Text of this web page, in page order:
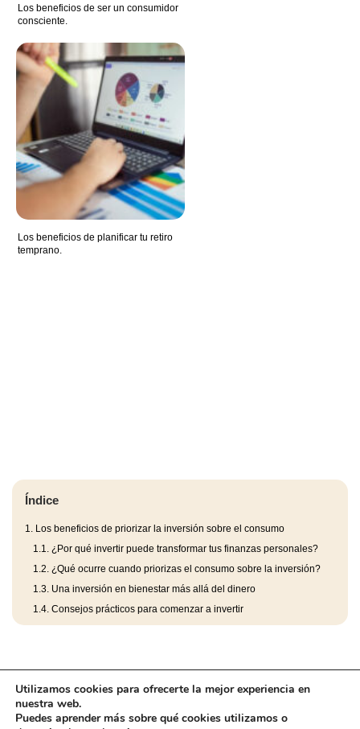
Los beneficios de ser un consumidor
consciente.
Los beneficios de planificar tu retiro
temprano.
Índice
1. Los beneficios de priorizar la inversión sobre el consumo
1.1. ¿Por qué invertir puede transformar tus finanzas personales?
1.2. ¿Qué ocurre cuando priorizas el consumo sobre la inversión?
1.3. Una inversión en bienestar más allá del dinero
1.4. Consejos prácticos para comenzar a invertir
Utilizamos cookies para ofrecerte la mejor experiencia en
nuestra web.
Puedes aprender más sobre qué cookies utilizamos o